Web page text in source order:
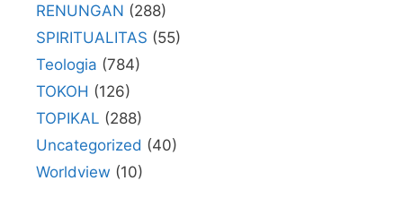
RENUNGAN (288)
SPIRITUALITAS (55)
Teologia (784)
TOKOH (126)
TOPIKAL (288)
Uncategorized (40)
Worldview (10)